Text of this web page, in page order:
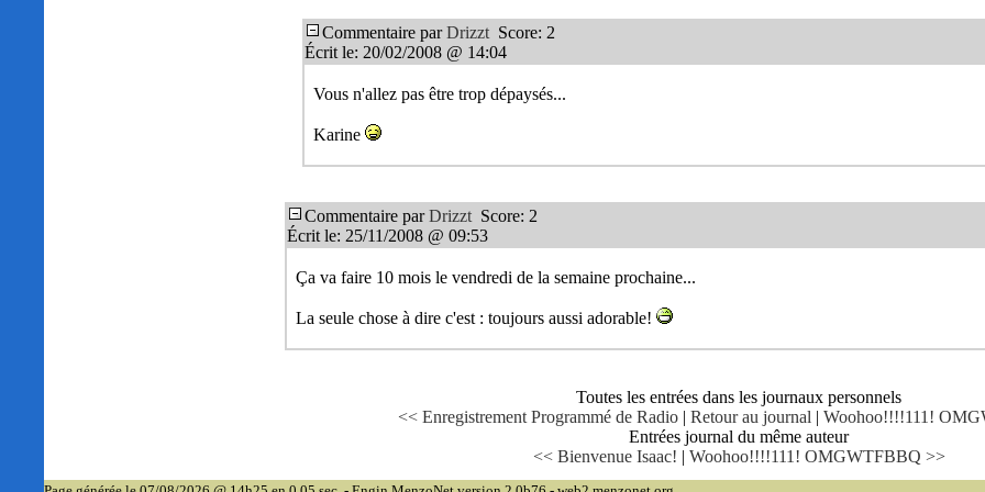
Commentaire parDrizzt Score: 2
Écrit le: 20/02/2008 @ 14:04
Vous n'allez pas être trop dépaysés...
Karine
Commentaire parDrizzt Score: 2
Écrit le: 25/11/2008 @ 09:53
Ça va faire 10 mois le vendredi de la semaine prochaine...
La seule chose à dire c'est : toujours aussi adorable!
Toutes les entrées dans les journaux personnels
<< Enregistrement Programmé de Radio | Retour au journal | Woohoo!!!!111!
Entrées journal du même auteur
<< Bienvenue Isaac! | Woohoo!!!!111! OMGWTFBBQ >>